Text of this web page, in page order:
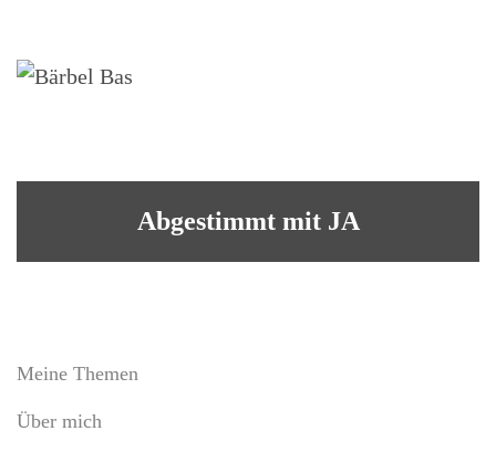
Abgestimmt mit JA
Meine Themen
Über mich